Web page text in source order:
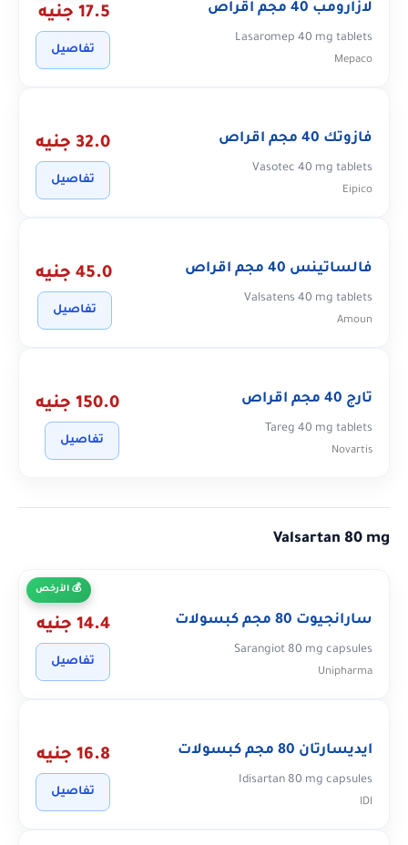
لازارومب 40 مجم اقراص
Lasaromep 40 mg tablets
Mepaco
17.5 جنيه
تفاصيل
فازوتك 40 مجم اقراص
Vasotec 40 mg tablets
Eipico
32.0 جنيه
تفاصيل
فالساتينس 40 مجم اقراص
Valsatens 40 mg tablets
Amoun
45.0 جنيه
تفاصيل
تارج 40 مجم اقراص
Tareg 40 mg tablets
Novartis
150.0 جنيه
تفاصيل
Valsartan 80 mg
الأرخص
سارانجيوت 80 مجم كبسولات
Sarangiot 80 mg capsules
Unipharma
14.4 جنيه
تفاصيل
ايديسارتان 80 مجم كبسولات
Idisartan 80 mg capsules
IDI
16.8 جنيه
تفاصيل